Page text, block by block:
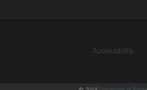
Accessibilità